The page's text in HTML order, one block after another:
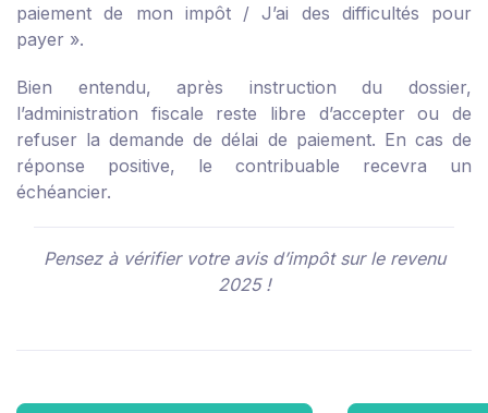
paiement de mon impôt / J’ai des difficultés pour
payer ».
Bien entendu, après instruction du dossier,
l’administration fiscale reste libre d’accepter ou de
refuser la demande de délai de paiement. En cas de
réponse positive, le contribuable recevra un
échéancier.
Pensez à vérifier votre avis d’impôt sur le revenu
2025 !